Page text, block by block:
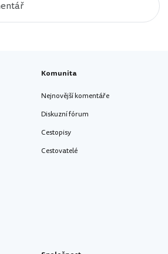
Komunita
Nejnovější komentáře
Diskuzní fórum
Cestopisy
Cestovatelé